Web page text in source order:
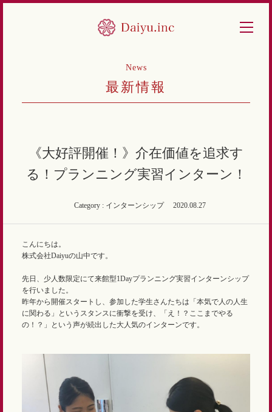
News
最新情報
《大好評開催！》介在価値を追求す
る！プランニング実習インターン！
Category : インターンシップ 2020.08.27
こんにちは。
株式会社Daiyuの山中です。
先日、少人数限定にて来館型1Dayプランニング実習インターンシップ
を行いました。
昨年から開催スタートし、参加した学生さんたちは「本気で人の人生
に関わる」というスタンスに衝撃を受け、「え！？ここまでやる
の！？」という声が続出した大人気のインターンです。